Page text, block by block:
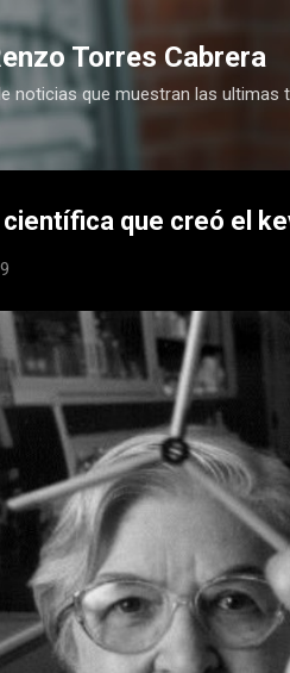
Torres Cabrera
noticias que muestran las
científica que creó el